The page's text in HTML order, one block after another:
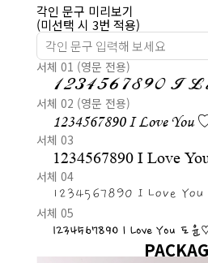
각인 문구 미리보기
(미선택 시 3번 적용)
서체 01 (영문 전용)
1234567890 I
서체 02 (영문 전용)
1234567890 I Love You
서체 03
1234567890 I Love
서체 04
1234567890 I Love You
서체 05
1234567890 I Love You 도윤